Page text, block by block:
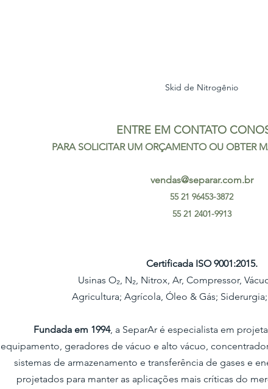
Skid de Nitrogênio
ENTRE EM CONTATO
PARA SOLICITAR UM ORÇAMENTO OU OBTER
vendas@separar.com.br
55 21 96453-3872
55 21 2401-9913
Certificada ISO 9001:2015.
Usinas O₂, N₂, Nitrox, Ar, Compressor,
Agricultura; Agrícola, Óleo & Gás;
Fundada em 1994, a SeparAr é especialista em
equipamento, geradores de vácuo e alto vácuo,
sistemas de armazenamento e transferência de gases e
projetados para manter as aplicações mais críticas do